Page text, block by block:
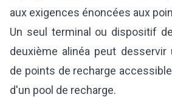
aux exigences énoncées aux
Un seul terminal ou dispositif
deuxième alinéa peut desservir
de points de recharge
d'un pool de recharge.